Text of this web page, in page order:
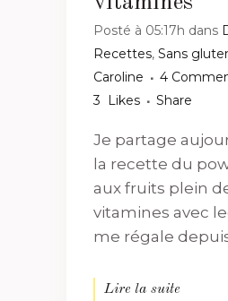
Posté à 05:17h dans
Recettes, Sans
Caroline
4
3
Likes Share
Je partage
la recette du
aux fruits plein
vitamines avec
me régale
Lire la suite